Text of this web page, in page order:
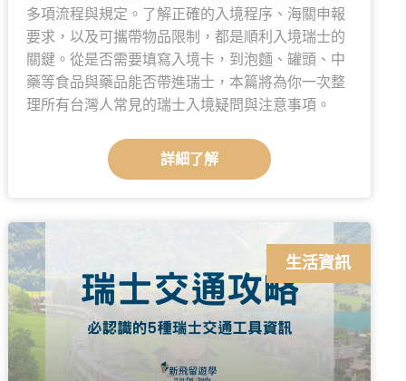
多項流程與規定。了解正確的入境程序、海關申報
要求，以及可攜帶物品限制，都是順利入境瑞士的
關鍵。從是否需要填寫入境卡，到泡麵、罐頭、中
藥等食品與藥品能否帶進瑞士，本篇將為你一次整
理所有台灣人常見的瑞士入境疑問與注意事項。
詳細了解
生活資訊